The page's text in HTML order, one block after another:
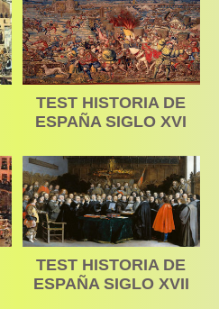
TEST HISTORIA DE
ESPAÑA SIGLO XVI
TEST HISTORIA DE
ESPAÑA SIGLO XVII